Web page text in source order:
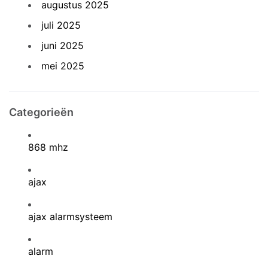
augustus 2025
juli 2025
juni 2025
mei 2025
Categorieën
868 mhz
ajax
ajax alarmsysteem
alarm